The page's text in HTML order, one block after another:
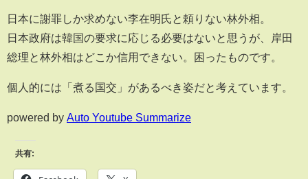
日本に謝罪しか求めない李在明氏と頼りない林外相。
日本政府は韓国の要求に応じる必要はないと思うが、岸田
総理と林外相はどこか信用できない。困ったものです。
個人的には「煮る国交」があるべき姿だと考えています。
powered by Auto Youtube Summarize
共有: